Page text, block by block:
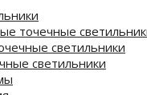
точечные
светильники
светильники